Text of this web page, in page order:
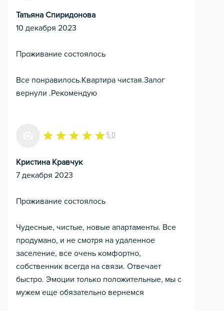
Татьяна Спиридонова
10 декабря 2023
Проживание состоялось
Все понравилось.Квартира чистая.Залог
вернули .Рекомендую
5,0
Кристина Кравчук
7 декабря 2023
Проживание состоялось
Чудесные, чистые, новые апартаменты. Все
продумано, и не смотря на удаленное
заселение, все очень комфортно,
собственник всегда на связи. Отвечает
быстро. Эмоции только положительные, мы с
мужем еще обязательно вернемся